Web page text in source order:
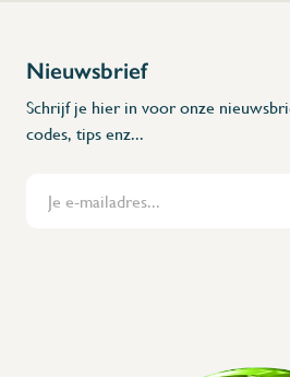
Flanders Inox | Karperstraat 6, 8400
Nieuwsbrief
Schrijf je hier in voor onze
codes, tips enz...